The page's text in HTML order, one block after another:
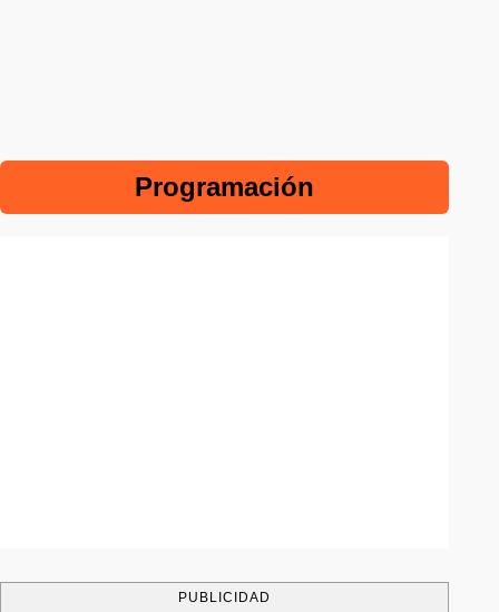
Programación
PUBLICIDAD